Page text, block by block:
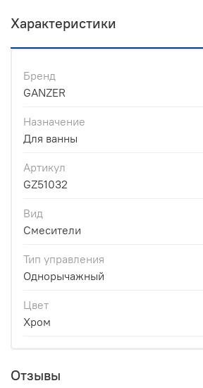
Характеристики
Бренд
GANZER
Назначение
Для ванны
Артикул
GZ51032
Вид
Смесители
Тип управления
Однорычажный
Цвет
Хром
Отзывы